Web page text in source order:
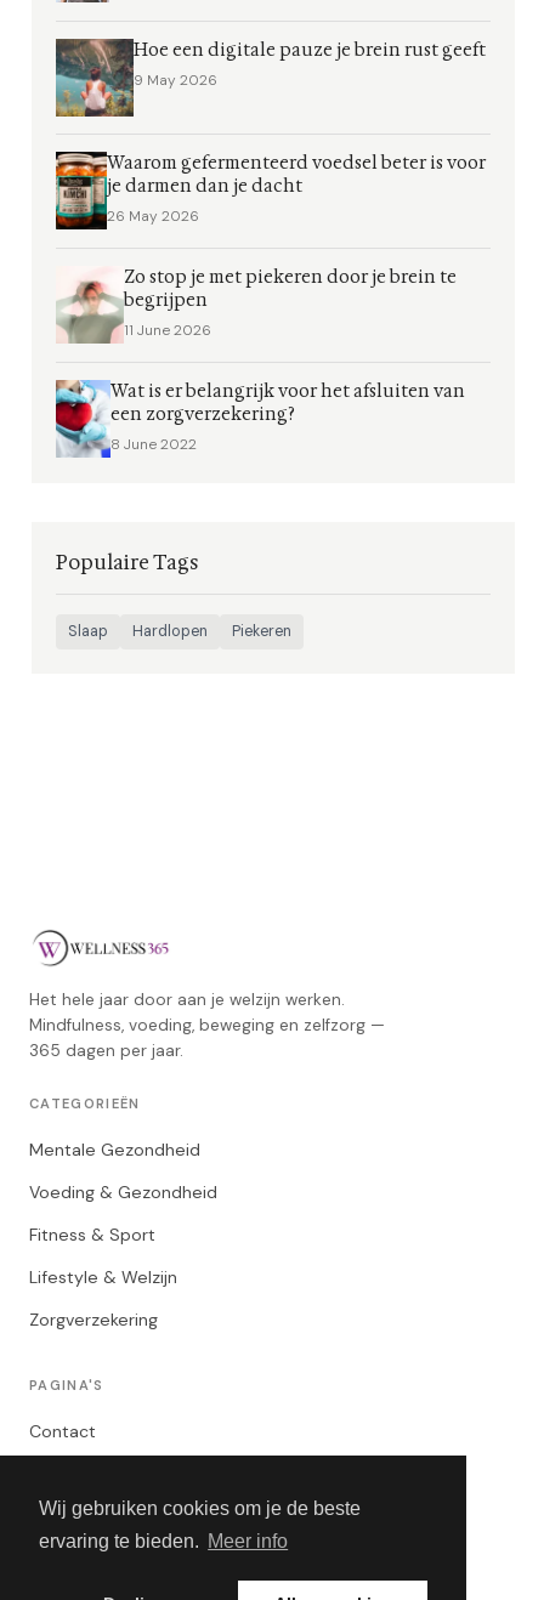
Wij gebruiken cookies om je de beste
ervaring te bieden. Meer info
Hoe een digitale pauze je brein rust geeft
9 May 2026
Waarom gefermenteerd voedsel beter is voor
je darmen dan je dacht
26 May 2026
Zo stop je met piekeren door je brein te
begrijpen
11 June 2026
Wat is er belangrijk voor het afsluiten van
een zorgverzekering?
8 June 2022
Populaire Tags
Slaap Hardlopen Piekeren
Het hele jaar door aan je welzijn werken.
Mindfulness, voeding, beweging en zelfzorg —
365 dagen per jaar.
CATEGORIEËN
Mentale Gezondheid
Voeding & Gezondheid
Fitness & Sport
Lifestyle & Welzijn
Zorgverzekering
PAGINA'S
Contact
Algemene Voorwaarden
Adverteren